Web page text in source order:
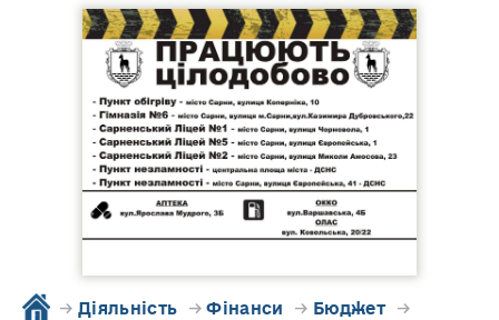
Прес-центр
→ Діяльність →Фінанси → Бюджет→